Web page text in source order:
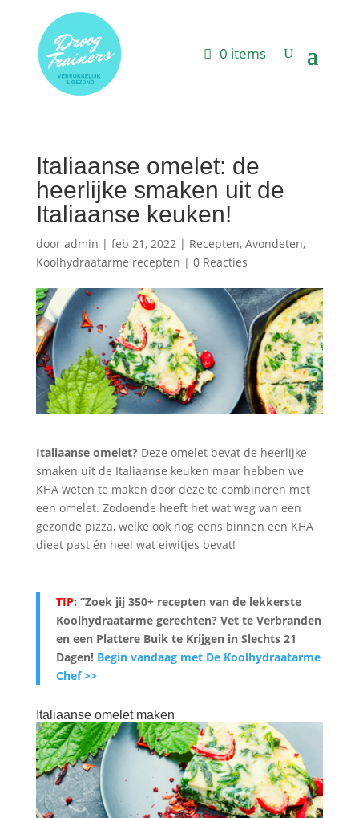
0 items
Italiaanse omelet: de
heerlijke smaken uit de
Italiaanse keuken!
door admin | feb 21, 2022| Recepten, Avondeten,
Koolhydraatarme recepten | 0 Reacties
Italiaanse omelet?Deze omelet bevat de heerlijke
smaken uit de Italiaanse keuken maar hebben we
KHA weten te maken door deze te combineren met
een omelet. Zodoende heeft het wat weg van een
gezonde pizza, welke ook nog eens binnen een KHA
dieet past én heel wat eiwitjes bevat!
TIP:”Zoek jij 350+ recepten van de lekkerste
Koolhydraatarme gerechten? Vet te Verbranden
en een Plattere Buik te Krijgen in Slechts 21
Dagen! Begin vandaag met De Koolhydraatarme
Chef >>
Italiaanse omelet maken